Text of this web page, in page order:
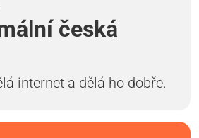
česká
internet a dělá ho dobře.